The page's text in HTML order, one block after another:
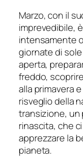
Marzo, con il
imprevedibile,
intensamente
giornate di sole
aperta,
freddo,
alla primavera
risveglio della
transizione, un
rinascita, che
apprezzare la
pianeta.